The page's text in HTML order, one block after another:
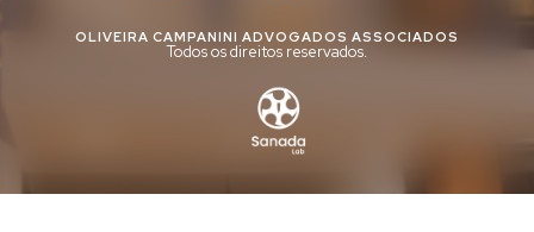
OLIVEIRA CAMPANINI ADVOGADOS ASSOCIADOS
Todos os direitos reservados.